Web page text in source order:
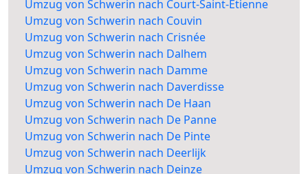
Umzug von Schwerin nach Court-Saint-Etienne
Umzug von Schwerin nach Couvin
Umzug von Schwerin nach Crisnée
Umzug von Schwerin nach Dalhem
Umzug von Schwerin nach Damme
Umzug von Schwerin nach Daverdisse
Umzug von Schwerin nach De Haan
Umzug von Schwerin nach De Panne
Umzug von Schwerin nach De Pinte
Umzug von Schwerin nach Deerlijk
Umzug von Schwerin nach Deinze